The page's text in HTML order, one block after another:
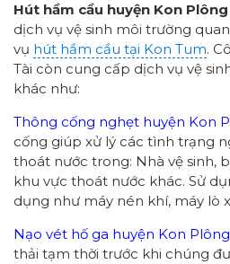
Hút hầm cầu huyện Kon Plông
dịch vụ vệ sinh môi trường
vụ hút hầm cầu tại Kon Tum.
Tài còn cung cấp dịch vụ vệ
khác như:
Thông cống nghẹt huyện Kon
cống giúp xử lý các tình trạng
thoát nước trong: Nhà vệ sinh,
khu vực thoát nước khác. Sử
dụng như máy nén khí, máy lò
Nạo vét hố ga huyện Kon
thải tạm thời trước khi chúng